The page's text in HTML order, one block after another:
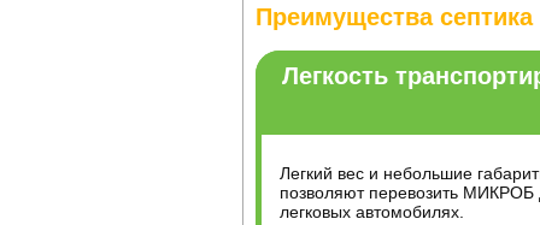
Преимущества
Легкость
Легкий вес и небольшие
позволяют перевозить МИКРОБ
легковых автомобилях.